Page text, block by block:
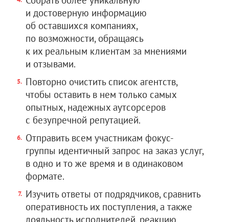
и достоверную информацию
об оставшихся компаниях,
по возможности, обращаясь
к их реальным клиентам за мнениями
и отзывами.
Повторно очистить список агентств,
чтобы оставить в нем только самых
опытных, надежных аутсорсеров
с безупречной репутацией.
Отправить всем участникам фокус-
группы идентичный запрос на заказ услуг,
в одно и то же время и в одинаковом
формате.
Изучить ответы от подрядчиков, сравнить
оперативность их поступления, а также
лояльность исполнителей, реакцию